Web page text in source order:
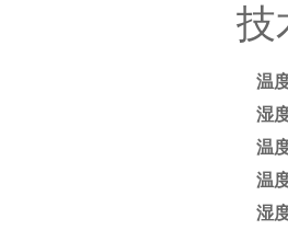
技
温
湿
温
温
湿